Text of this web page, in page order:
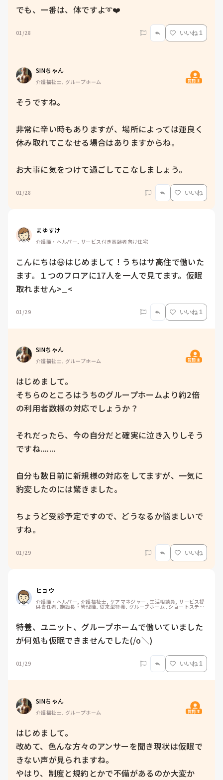
01/28 いいね 1
SINちゃん
介護福祉士, グループホーム 質問主
そうですね。
非常に辛い時もありますが、場所によっては運良く
休み取れてこなせる場合はありますからね。
01/28 いいね
まゆすけ
介護職・ヘルパー, サービス付き高齢者向け住宅
こんにちは😃はじめまして！うちはサ高住で働いた
ます。１つのフロアに17人を一人で見てます。仮眠
取れません>_<
01/29 いいね 1
SINちゃん
介護福祉士, グループホーム 質問主
はじめまして。
そちらのところはうちのグループホームより約2倍
の利用者数様の対応でしょうか？
それだったら、今の自分だと確実に泣き入りしそう
ですね.......
自分も数日前に新規様の対応をしてますが、一気に
豹変したのには驚きました。
ちょうど受診予定ですので、どうなるか悩ましいで
すね。
01/29 いいね
ヒョウ
介護職・ヘルパー, 介護福祉士, ケアマネジャー, 生活相談員, サービス提
供責任者, 施設長・管理職, 従来型特養, グループホーム, ショートステイ,
初任者研修, ユニット型特養, 居宅ケアマネ
特養、ユニット、グループホームで働いていました
が何処も仮眠できませんでした(/o＼)
01/29 いいね 1
SINちゃん
介護福祉士, グループホーム 質問主
はじめまして。
改めて、色んな方々のアンサーを聞き現状は仮眠で
きない声が見られますね。
やはり、制度と規約とかで不備があるのか大変か